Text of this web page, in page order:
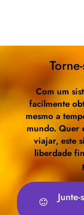
Com um
facilmente
mesmo a
mundo. Quer
viajar, este
liberdade